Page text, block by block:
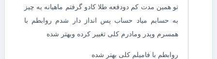
تو همین مدت کم دودفعه طلا کادو گرفتم ماهیانه یه چیز
به حسابم میاد حساب پس انداز دار شدم روابطم با
همسرم وپدر ومادرم کلی تغییر کرده وبهتر شده
روابطم با فامیلم کلی بهتر شده